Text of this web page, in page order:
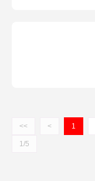
<< < 1
1/5